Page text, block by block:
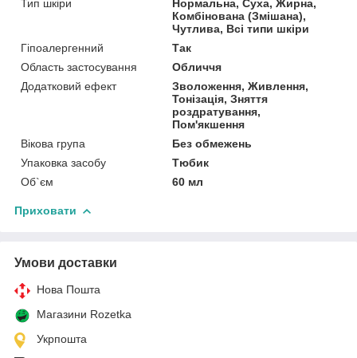
Тип шкіри
Нормальна, Суха, Жирна,
Комбінована (Змішана),
Чутлива, Всі типи шкіри
Гіпоалергенний
Так
Область застосування
Обличчя
Додатковий ефект
Зволоження, Живлення,
Тонізація, Зняття
роздратування,
Пом'якшення
Вікова група
Без обмежень
Упаковка засобу
Тюбик
Об`єм
60 мл
Приховати
Умови доставки
Нова Пошта
Магазини Rozetka
Укрпошта